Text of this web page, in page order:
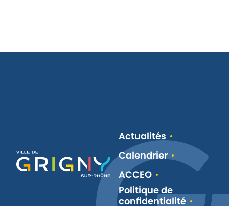
Actualités
Calendrier
ACCEO
Politique de
confidentialité